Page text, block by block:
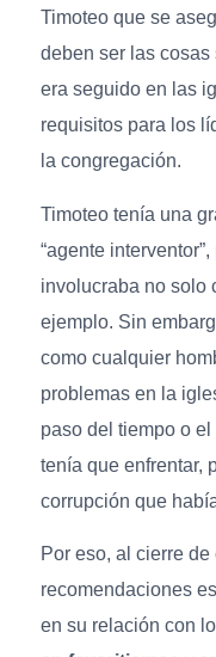
Timoteo que se
deben ser las
era seguido en las
requisitos para los
la congregación.
Timoteo tenía una
“agente
involucraba no solo
ejemplo. Sin
como cualquier
problemas en la
paso del tiempo o
tenía que enfrentar,
corrupción que
Por eso, al cierre
recomendaciones
en su relación con